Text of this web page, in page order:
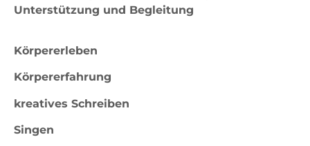
Unterstützung und Begleitung
Körpererleben
Körpererfahrung
kreatives Schreiben
Singen